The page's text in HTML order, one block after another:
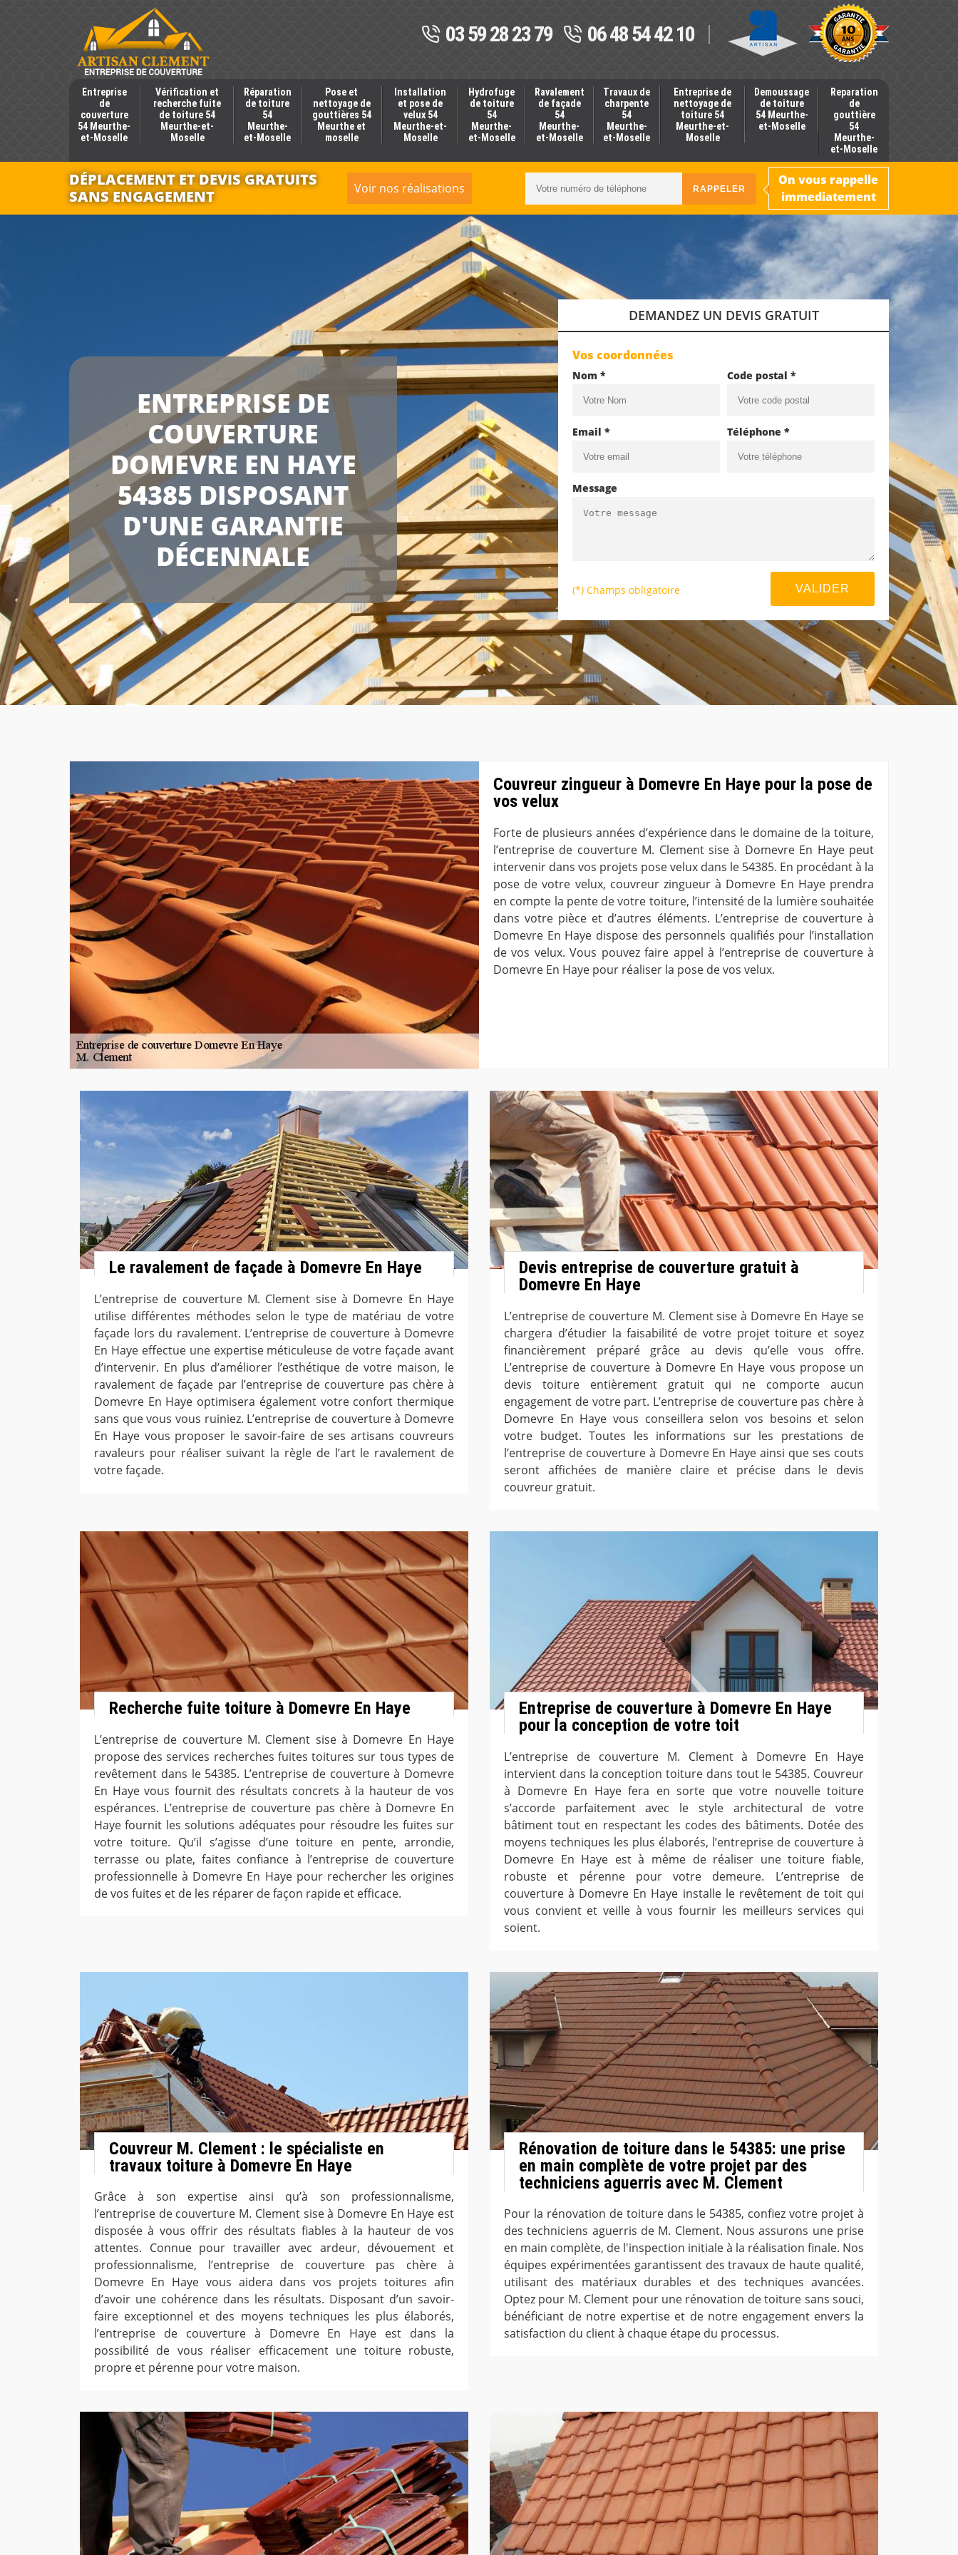
03 59 28 23 79 06 48 54 42 10
Entreprise
de
couverture
54 Meurthe-
et-Moselle
Vérification et
recherche fuite
de toiture 54
Meurthe-et-
Moselle
Réparation
de toiture
54
Meurthe-
et-Moselle
Pose et
nettoyage de
gouttières 54
Meurthe et
moselle
Installation
et pose de
velux 54
Meurthe-et-
Moselle
Hydrofuge
de toiture
54
Meurthe-
et-Moselle
Ravalement
de façade
54
Meurthe-
et-Moselle
Travaux de
charpente
54
Meurthe-
et-Moselle
Entreprise de
nettoyage de
toiture 54
Meurthe-et-
Moselle
Demoussage
de toiture
54 Meurthe-
et-Moselle
Reparation
de
gouttière
54
Meurthe-
et-Moselle
DÉPLACEMENT ET DEVIS GRATUITS
SANS ENGAGEMENT
Voir nos réalisations
On vous rappelle
immediatement
ENTREPRISE DE
COUVERTURE
DOMEVRE EN HAYE
54385 DISPOSANT
D'UNE GARANTIE
DÉCENNALE
DEMANDEZ UN DEVIS GRATUIT
Vos coordonnées
Nom * Code postal *
Email * Téléphone *
Message
(*) Champs obligatoire
Couvreur zingueur à Domevre En Haye pour la pose de
vos velux
Forte de plusieurs années d’expérience dans le domaine de la toiture,
l’entreprise de couverture M. Clement sise à Domevre En Haye peut
intervenir dans vos projets pose velux dans le 54385. En procédant à la
pose de votre velux, couvreur zingueur à Domevre En Haye prendra
en compte la pente de votre toiture, l’intensité de la lumière souhaitée
dans votre pièce et d’autres éléments. L’entreprise de couverture à
Domevre En Haye dispose des personnels qualifiés pour l’installation
de vos velux. Vous pouvez faire appel à l’entreprise de couverture à
Domevre En Haye pour réaliser la pose de vos velux.
Le ravalement de façade à Domevre En Haye
L’entreprise de couverture M. Clement sise à Domevre En Haye
utilise différentes méthodes selon le type de matériau de votre
façade lors du ravalement. L’entreprise de couverture à Domevre
En Haye effectue une expertise méticuleuse de votre façade avant
d’intervenir. En plus d’améliorer l’esthétique de votre maison, le
ravalement de façade par l’entreprise de couverture pas chère à
Domevre En Haye optimisera également votre confort thermique
sans que vous vous ruiniez. L’entreprise de couverture à Domevre
En Haye vous proposer le savoir-faire de ses artisans couvreurs
ravaleurs pour réaliser suivant la règle de l’art le ravalement de
votre façade.
Devis entreprise de couverture gratuit à
Domevre En Haye
L’entreprise de couverture M. Clement sise à Domevre En Haye se
chargera d’étudier la faisabilité de votre projet toiture et soyez
financièrement préparé grâce au devis qu’elle vous offre.
L’entreprise de couverture à Domevre En Haye vous propose un
devis toiture entièrement gratuit qui ne comporte aucun
engagement de votre part. L’entreprise de couverture pas chère à
Domevre En Haye vous conseillera selon vos besoins et selon
votre budget. Toutes les informations sur les prestations de
l’entreprise de couverture à Domevre En Haye ainsi que ses couts
seront affichées de manière claire et précise dans le devis
couvreur gratuit.
Recherche fuite toiture à Domevre En Haye
L’entreprise de couverture M. Clement sise à Domevre En Haye
propose des services recherches fuites toitures sur tous types de
revêtement dans le 54385. L’entreprise de couverture à Domevre
En Haye vous fournit des résultats concrets à la hauteur de vos
espérances. L’entreprise de couverture pas chère à Domevre En
Haye fournit les solutions adéquates pour résoudre les fuites sur
votre toiture. Qu’il s’agisse d’une toiture en pente, arrondie,
terrasse ou plate, faites confiance à l’entreprise de couverture
professionnelle à Domevre En Haye pour rechercher les origines
de vos fuites et de les réparer de façon rapide et efficace.
Entreprise de couverture à Domevre En Haye
pour la conception de votre toit
L’entreprise de couverture M. Clement à Domevre En Haye
intervient dans la conception toiture dans tout le 54385. Couvreur
à Domevre En Haye fera en sorte que votre nouvelle toiture
s’accorde parfaitement avec le style architectural de votre
bâtiment tout en respectant les codes des bâtiments. Dotée des
moyens techniques les plus élaborés, l’entreprise de couverture à
Domevre En Haye est à même de réaliser une toiture fiable,
robuste et pérenne pour votre demeure. L’entreprise de
couverture à Domevre En Haye installe le revêtement de toit qui
vous convient et veille à vous fournir les meilleurs services qui
soient.
Couvreur M. Clement : le spécialiste en
travaux toiture à Domevre En Haye
Grâce à son expertise ainsi qu’à son professionnalisme,
l’entreprise de couverture M. Clement sise à Domevre En Haye est
disposée à vous offrir des résultats fiables à la hauteur de vos
attentes. Connue pour travailler avec ardeur, dévouement et
professionnalisme, l’entreprise de couverture pas chère à
Domevre En Haye vous aidera dans vos projets toitures afin
d’avoir une cohérence dans les résultats. Disposant d’un savoir-
faire exceptionnel et des moyens techniques les plus élaborés,
l’entreprise de couverture à Domevre En Haye est dans la
possibilité de vous réaliser efficacement une toiture robuste,
propre et pérenne pour votre maison.
Rénovation de toiture dans le 54385: une prise
en main complète de votre projet par des
techniciens aguerris avec M. Clement
Pour la rénovation de toiture dans le 54385, confiez votre projet à
des techniciens aguerris de M. Clement. Nous assurons une prise
en main complète, de l'inspection initiale à la réalisation finale. Nos
équipes expérimentées garantissent des travaux de haute qualité,
utilisant des matériaux durables et des techniques avancées.
Optez pour M. Clement pour une rénovation de toiture sans souci,
bénéficiant de notre expertise et de notre engagement envers la
satisfaction du client à chaque étape du processus.